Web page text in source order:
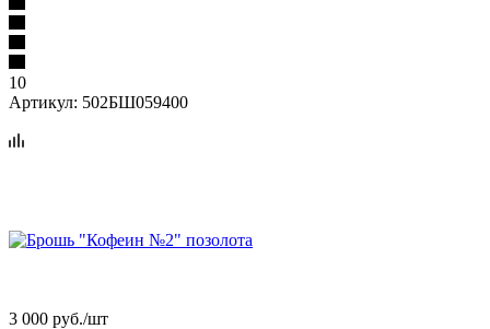
10
Артикул: 502БШ059400
3 000 руб./шт